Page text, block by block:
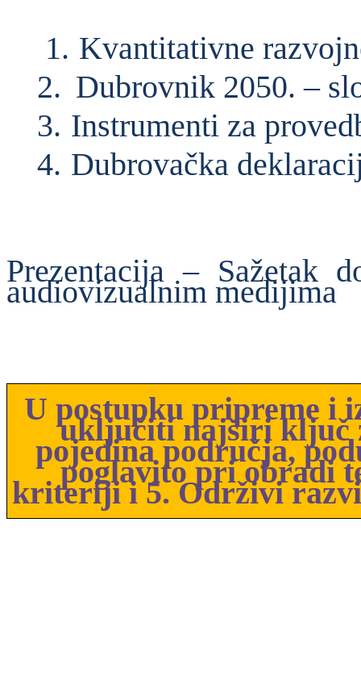
1. Kvantitativne
2. Dubrovnik 2050. –
3. Instrumenti za
4. Dubrovačka
Prezentacija – Sažetak
audiovizualnim medijima
U postupku pripreme i
uključiti najširi ključ
pojedina područja,
poglavito pri obradi
kriteriji i 5. Održivi